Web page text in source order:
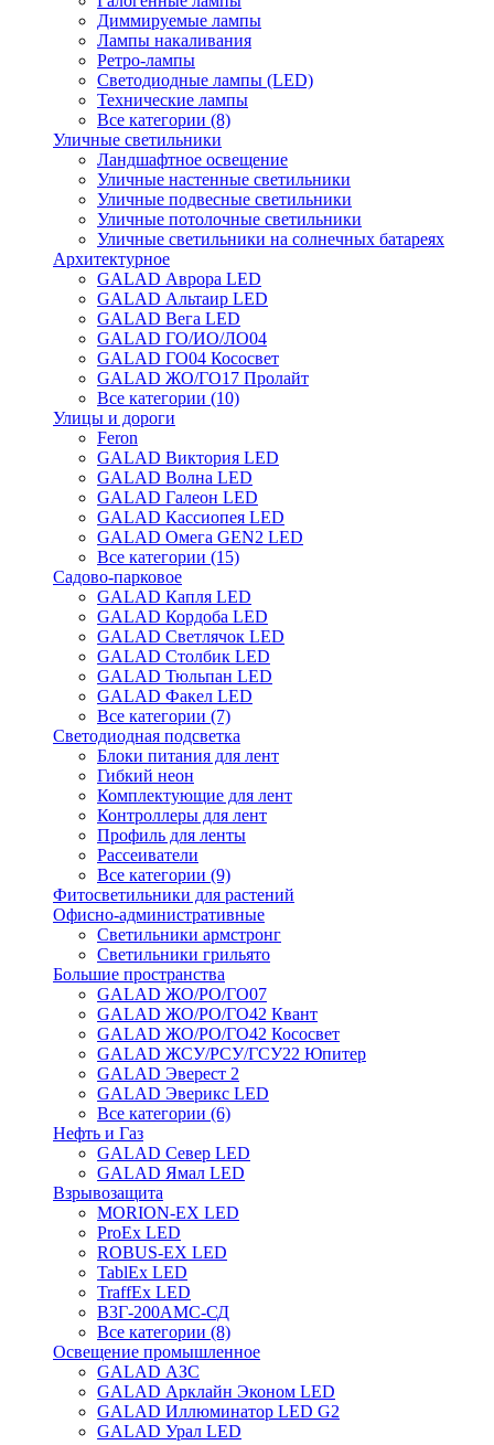
Диммируемые лампы
Лампы накаливания
Ретро-лампы
Светодиодные лампы (LED)
Технические лампы
Все категории (8)
Уличные светильники
Ландшафтное освещение
Уличные настенные светильники
Уличные подвесные светильники
Уличные потолочные светильники
Уличные светильники на солнечных батареях
Архитектурное
GALAD Аврора LED
GALAD Альтаир LED
GALAD Вега LED
GALAD ГО/ИО/ЛО04
GALAD ГО04 Кососвет
GALAD ЖО/ГО17 Пролайт
Все категории (10)
Улицы и дороги
Feron
GALAD Виктория LED
GALAD Волна LED
GALAD Галеон LED
GALAD Кассиопея LED
GALAD Омега GEN2 LED
Все категории (15)
Садово-парковое
GALAD Капля LED
GALAD Кордоба LED
GALAD Светлячок LED
GALAD Столбик LED
GALAD Тюльпан LED
GALAD Факел LED
Все категории (7)
Светодиодная подсветка
Блоки питания для лент
Гибкий неон
Комплектующие для лент
Контроллеры для лент
Профиль для ленты
Рассеиватели
Все категории (9)
Фитосветильники для растений
Офисно-административные
Светильники армстронг
Светильники грильято
Большие пространства
GALAD ЖО/РО/ГО07
GALAD ЖО/РО/ГО42 Квант
GALAD ЖО/РО/ГО42 Кососвет
GALAD ЖСУ/РСУ/ГСУ22 Юпитер
GALAD Эверест 2
GALAD Эверикс LED
Все категории (6)
Нефть и Газ
GALAD Север LED
GALAD Ямал LED
Взрывозащита
MORION-EX LED
ProEx LED
ROBUS-EX LED
TablEx LED
TraffEx LED
В3Г-200АМС-СД
Все категории (8)
Освещение промышленное
GALAD АЗС
GALAD Арклайн Эконом LED
GALAD Иллюминатор LED G2
GALAD Урал LED